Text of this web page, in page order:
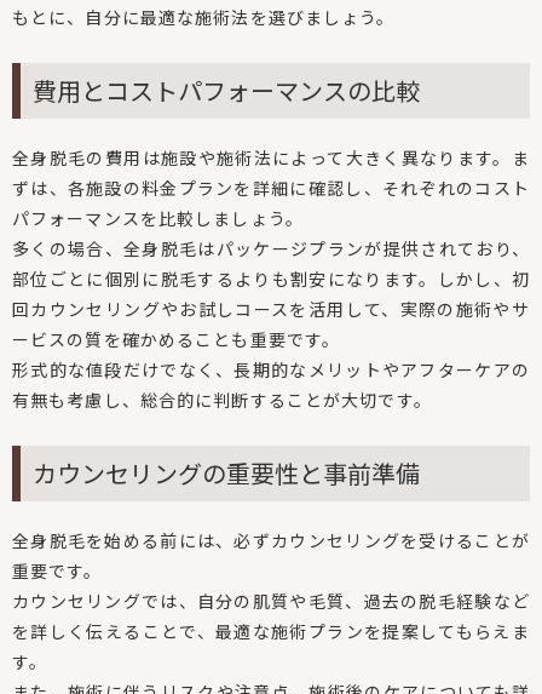
もとに、自分に最適な施術法を選びましょう。
費用とコストパフォーマンスの比較
全身脱毛の費用は施設や施術法によって大きく異なります。ま
ずは、各施設の料金プランを詳細に確認し、それぞれのコスト
パフォーマンスを比較しましょう。
多くの場合、全身脱毛はパッケージプランが提供されており、
部位ごとに個別に脱毛するよりも割安になります。しかし、初
回カウンセリングやお試しコースを活用して、実際の施術やサ
ービスの質を確かめることも重要です。
形式的な値段だけでなく、長期的なメリットやアフターケアの
有無も考慮し、総合的に判断することが大切です。
カウンセリングの重要性と事前準備
全身脱毛を始める前には、必ずカウンセリングを受けることが
重要です。
カウンセリングでは、自分の肌質や毛質、過去の脱毛経験など
を詳しく伝えることで、最適な施術プランを提案してもらえま
す。